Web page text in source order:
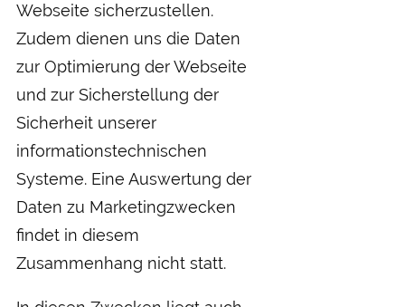
Webseite sicherzustellen.
Zudem dienen uns die Daten
zur Optimierung der Webseite
und zur Sicherstellung der
Sicherheit unserer
informationstechnischen
Systeme. Eine Auswertung der
Daten zu Marketingzwecken
findet in diesem
Zusammenhang nicht statt.